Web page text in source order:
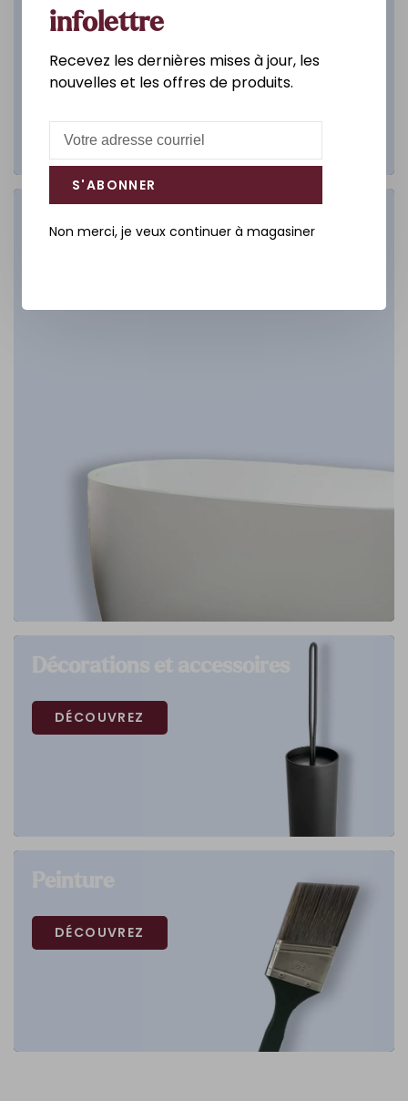
DÉCOUVREZ
DÉCOUVREZ
infolettre
Recevez les dernières mises à jour, les
nouvelles et les offres de produits.
S'ABONNER
Non merci, je veux continuer à magasiner